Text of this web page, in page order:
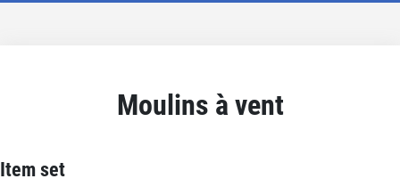
Moulins à vent
Item set